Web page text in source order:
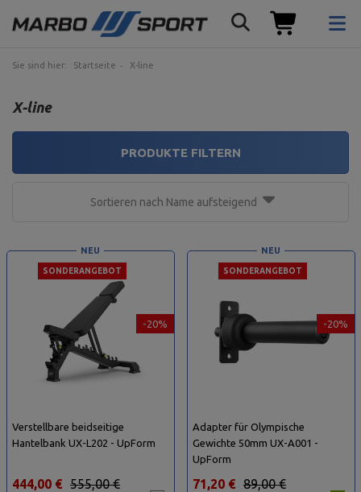
Sie sind hier: Startseite X-line
X-line
Sortieren nach Name aufsteigend
PRODUKTE FILTERN
-20%
SONDERANGEBOT
NEU
Verstellbare beidseitige
Hantelbank UX-L202 - UpForm
555,00 €
444,00 €
-20%
SONDERANGEBOT
NEU
Adapter für Olympische
Gewichte 50mm UX-A001 -
UpForm
89,00 €
71,20 €